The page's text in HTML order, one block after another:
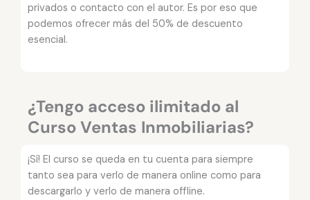
privados o contacto con el autor. Es por eso que
podemos ofrecer más del 50% de descuento
esencial.
¿Tengo acceso ilimitado al
Curso Ventas Inmobiliarias?
¡Sí! El curso se queda en tu cuenta para siempre
tanto sea para verlo de manera online como para
descargarlo y verlo de manera offline.